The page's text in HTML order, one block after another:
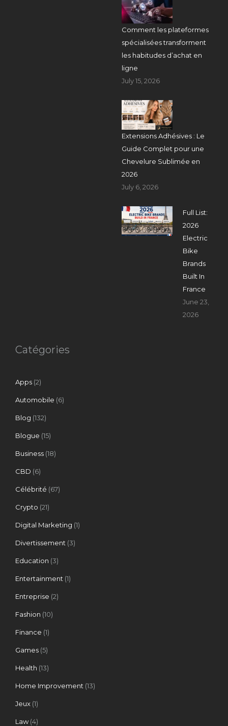
Comment les plateformes
spécialisées transforment
les habitudes d’achat en
ligne
July 15, 2026
Extensions Adhésives : Le
Guide Complet pour une
Chevelure Sublimée en
2026
July 6, 2026
Full List:
2026
Electric
Bike
Brands
Built In
France
June 23,
2026
Catégories
Apps (2)
Automobile (6)
Blog (132)
Blogue (15)
Business (18)
CBD (6)
Célébrité (67)
Crypto (21)
Digital Marketing (1)
Divertissement (3)
Education (3)
Entertainment (1)
Entreprise (2)
Fashion (10)
Finance (1)
Games (5)
Health (13)
Home Improvement (13)
Jeux (1)
Law(4)